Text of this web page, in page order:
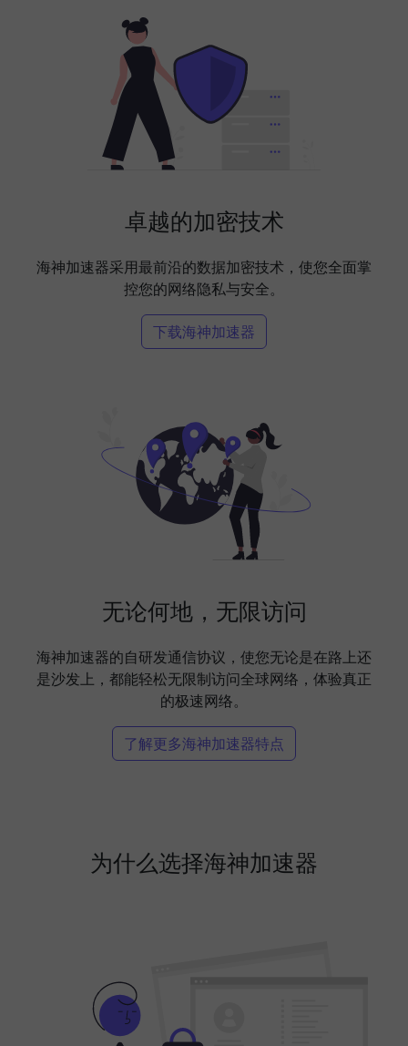
卓越的加密技术
海神加速器采用最前沿的数据加密技术，使您全面掌
控您的网络隐私与安全。
下载海神加速器
无论何地，无限访问
海神加速器的自研发通信协议，使您无论是在路上还
是沙发上，都能轻松无限制访问全球网络，体验真正
的极速网络。
了解更多海神加速器特点
为什么选择海神加速器